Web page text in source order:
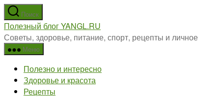
Перейти
к
содержимому
Поиск
Полезный блог YANGL.RU
Советы, здоровье, питание, спорт, рецепты и личное
Меню
Полезно и интересно
Здоровье и красота
Рецепты